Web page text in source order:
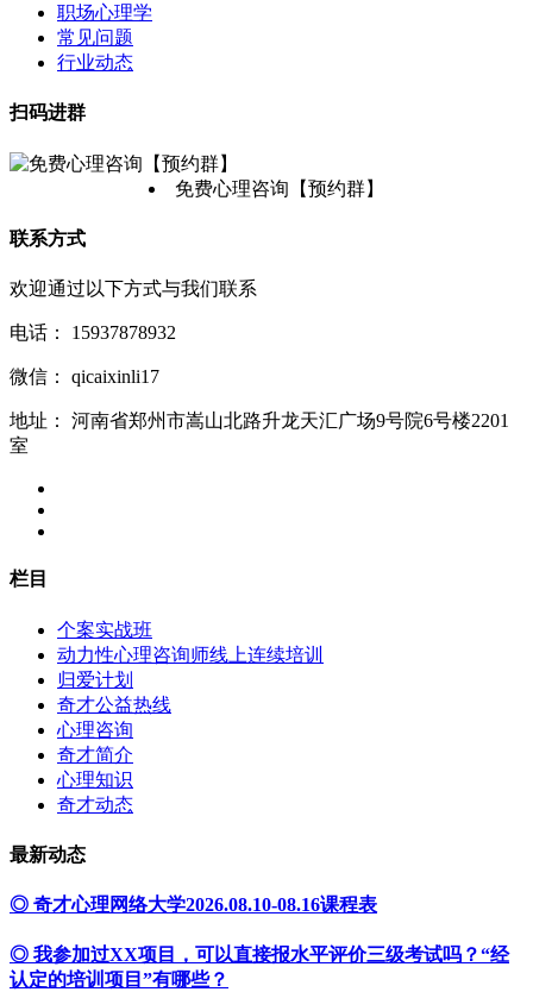
职场心理学
常见问题
行业动态
扫码进群
免费心理咨询【预约群】
联系方式
欢迎通过以下方式与我们联系
电话： 15937878932
微信： qicaixinli17
地址：
河南省郑州市嵩山北路升龙天汇广场9号院6号楼2201
室
栏目
个案实战班
动力性心理咨询师线上连续培训
归爱计划
奇才公益热线
心理咨询
奇才简介
心理知识
奇才动态
最新动态
◎ 奇才心理网络大学2026.08.10-08.16课程表
◎ 我参加过XX项目，可以直接报水平评价三级考试吗？“经
认定的培训项目”有哪些？